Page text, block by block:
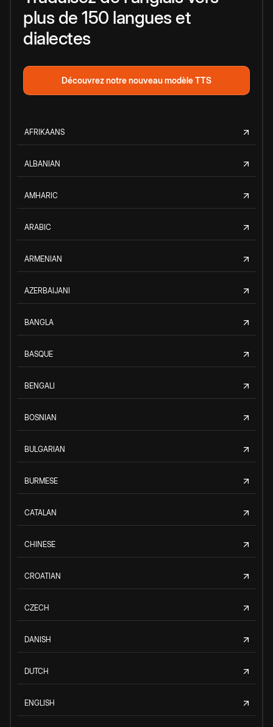
plus de 150 langues et
dialectes
Découvrez notre nouveau modèle TTS
AFRIKAANS
ALBANIAN
AMHARIC
ARABIC
ARMENIAN
AZERBAIJANI
BANGLA
BASQUE
BENGALI
BOSNIAN
BULGARIAN
BURMESE
CATALAN
CHINESE
CROATIAN
CZECH
DANISH
DUTCH
ENGLISH